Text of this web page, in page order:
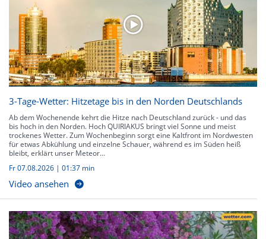
3-Tage-Wetter: Hitzetage bis in den Norden Deutschlands
Ab dem Wochenende kehrt die Hitze nach Deutschland zurück - und das
bis hoch in den Norden. Hoch QUIRIAKUS bringt viel Sonne und meist
trockenes Wetter. Zum Wochenbeginn sorgt eine Kaltfront im Nordwesten
für etwas Abkühlung und einzelne Schauer, während es im Süden heiß
bleibt, erklärt unser Meteor...
Fr 07.08.2026 | 01:37 min
Video ansehen